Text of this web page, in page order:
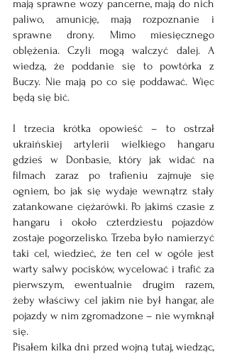
mają sprawne wozy pancerne, mają do nich
paliwo, amunicję, mają rozpoznanie i
sprawne drony. Mimo miesięcznego
oblężenia. Czyli mogą walczyć dalej. A
wiedzą, że poddanie się to powtórka z
Buczy. Nie mają po co się poddawać. Więc
będą się bić.
I trzecia krótka opowieść – to ostrzał
ukraińskiej artylerii wielkiego hangaru
gdzieś w Donbasie, który jak widać na
filmach zaraz po trafieniu zajmuje się
ogniem, bo jak się wydaje wewnątrz stały
zatankowane ciężarówki. Po jakimś czasie z
hangaru i około czterdziestu pojazdów
zostaje pogorzelisko. Trzeba było namierzyć
taki cel, wiedzieć, że ten cel w ogóle jest
warty salwy pocisków, wycelować i trafić za
pierwszym, ewentualnie drugim razem,
żeby właściwy cel jakim nie był hangar, ale
pojazdy w nim zgromadzone – nie wymknął
się.
Pisałem kilka dni przed wojną tutaj, wiedząc,